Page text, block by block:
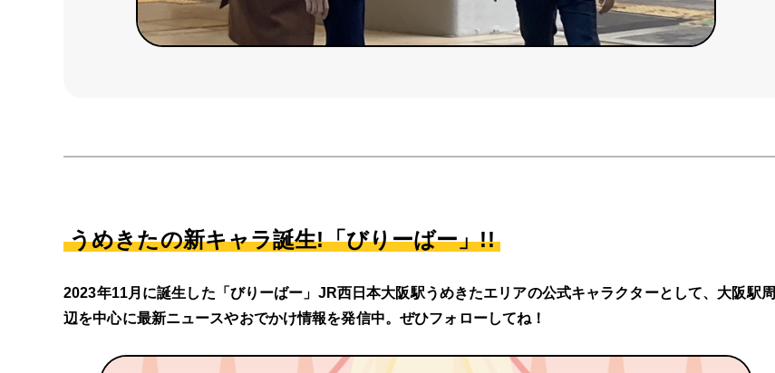
うめきたの新キャラ誕生!「びりーばー」!!
2023年11月に誕生した「びりーばー」JR西日本大阪駅うめきたエリアの公式キャラクターとして、大阪駅周
辺を中心に最新ニュースやおでかけ情報を発信中。ぜひフォローしてね！